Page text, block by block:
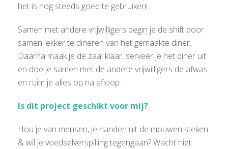
het is nog steeds goed te gebruiken!
Samen met andere vrijwilligers begin je de shift door
samen lekker te dineren van het gemaakte diner.
Daarna maak je de zaal klaar, serveer je het diner uit
en doe je samen met de andere vrijwilligers de afwas
en ruim je alles op na afloop.
Is dit project geschikt voor mij?
Hou je van mensen, je handen uit de mouwen steken
& wil je voedselverspilling tegengaan? Wacht niet